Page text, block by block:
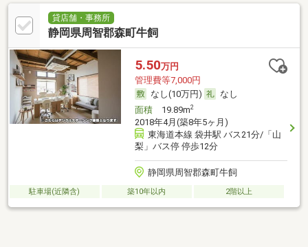
貸店舗・事務所
静岡県周智郡森町牛飼
5.50万円
管理費等7,000円
なし(10万円)
なし
面積19.89m2
2018年4月(築8年5ヶ月)
東海道本線 袋井駅 バス21分/「山
梨」バス停 停歩12分
静岡県周智郡森町牛飼
駐車場(近隣含) 築10年以内 2階以上